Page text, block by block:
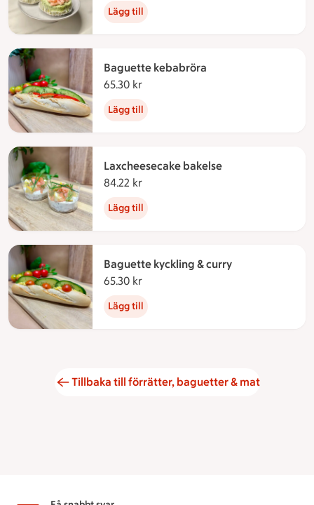
Lägg till
Baguette kebabröra
65.30 kr
Lägg till
Laxcheesecake bakelse
84.22 kr
Lägg till
Baguette kyckling & curry
65.30 kr
Lägg till
Tillbaka till förrätter, baguetter & mat